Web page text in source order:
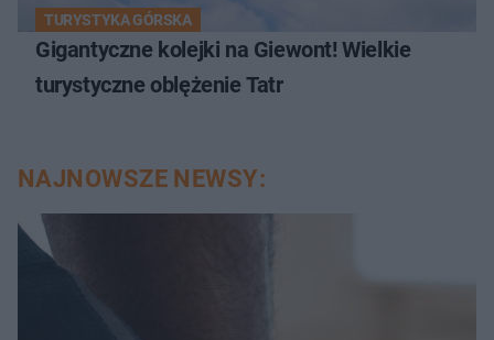
TURYSTYKA GÓRSKA
Gigantyczne kolejki na Giewont! Wielkie
turystyczne oblężenie Tatr
NAJNOWSZE NEWSY: